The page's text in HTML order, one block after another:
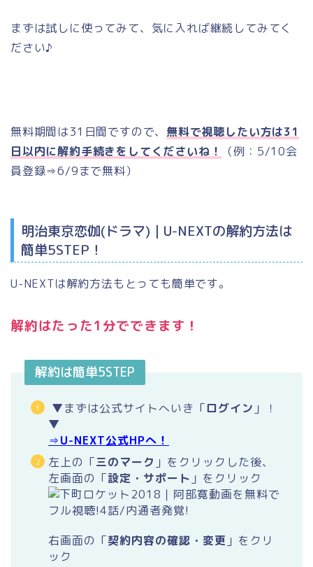
まずは試しに使ってみて、気に入れば継続してみてく
ださい♪
無料期間は31日間ですので、 無料で視聴したい方は31
日以内に解約手続きをしてくださいね！
（例：5/10会
員登録⇒6/9まで無料）
明治東京恋伽(ドラマ)｜U-NEXTの解約方法は
簡単5STEP！
U-NEXTは解約方法もとっても簡単です。
解約はたった1分でできます！
解約は簡単5STEP
▼まずは公式サイトへいき「ログイン 」！
▼
⇒U-NEXT公式HPへ！
左上の「三のマーク 」をクリックした後、
左画面の「設定・サポート 」をクリック
右画面の「契約内容の確認・変更 」をクリ
ック